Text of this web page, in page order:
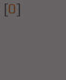
[0]